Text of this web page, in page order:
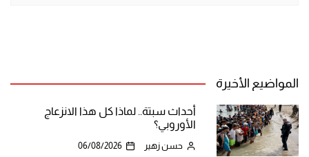
المواضيع الأخيرة
أحداث سبتة.. لماذا كل هذا الانزعاج
الأوروبي؟
حسن زهير 06/08/2026